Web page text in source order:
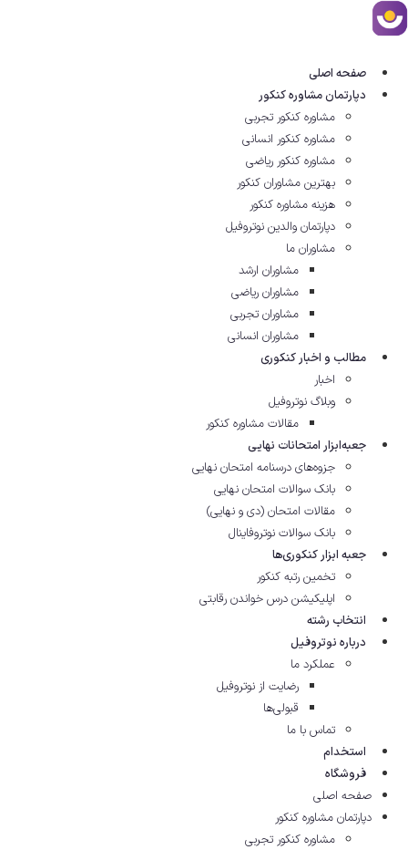
صفحه اصلی
دپارتمان مشاوره کنکور
مشاوره کنکور تجربی
مشاوره کنکور انسانی
مشاوره کنکور ریاضی
بهترین مشاوران کنکور
هزینه مشاوره کنکور
دپارتمان والدین نوتروفیل
مشاوران ما
مشاوران ارشد
مشاوران ریاضی
مشاوران تجربی
مشاوران انسانی
مطالب و اخبار کنکوری
اخبار
وبلاگ نوتروفیل
مقالات مشاوره‌ کنکور
جعبه‌ابزار امتحانات نهایی
جزوه‌های درسنامه امتحان نهایی
بانک سوالات امتحان نهایی
مقالات امتحان (دی و نهایی)
بانک سوالات نوتروفاینال
جعبه ابزار کنکوری‌ها
تخمین رتبه کنکور
اپلیکیشن درس خواندن رقابتی
انتخاب رشته
درباره نوتروفیل
عملکرد ما
رضایت از نوتروفیل
قبولی‌ها
تماس با ما
استخدام
فروشگاه
صفحه اصلی
دپارتمان مشاوره کنکور
مشاوره کنکور تجربی